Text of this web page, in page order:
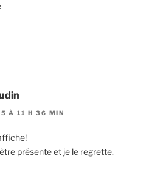
À 11 H 36 MIN
présente et je le regrette.